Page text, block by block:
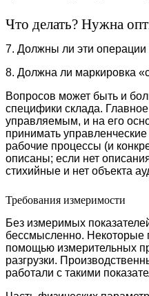
Что делать? Нужна
7. Должны ли эти операции
8. Должна ли маркировка
Вопросов может быть и
специфики склада.
управляемым, и на его
принимать
рабочие процессы (и
описаны; если нет
стихийные и нет объекта
Требования измеримости
Без измеримых
бессмысленно. Некоторые
помощью измерительных
разгрузки.
работали с такими